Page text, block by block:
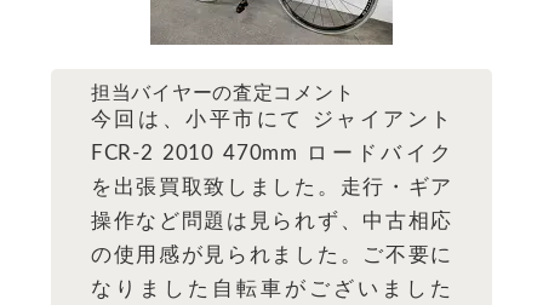
担当バイヤーの査定コメント
今回は、小平市にて ジャイアント
FCR-2 2010 470mm ロードバイク
を出張買取致しました。走行・ギア
操作など問題は見られず、中古相応
の使用感が見られました。ご不要に
なりました自転車がございました